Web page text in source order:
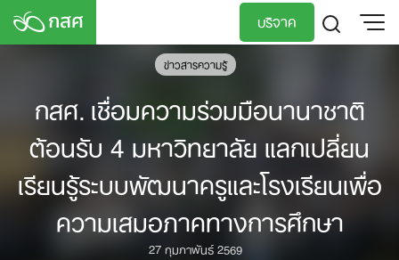
Skip
บริจาค
ข่าวสารความรู้
กสศ. เชื่อมความร่วมมือนานาชาติ
ต้อนรับ 4 มหาวิทยาลัย แลกเปลี่ยน
เรียนรู้ระบบพัฒนาครูและโรงเรียนเพื่อ
ความเสมอภาคทางการศึกษา
27 กุมภาพันธ์ 2569